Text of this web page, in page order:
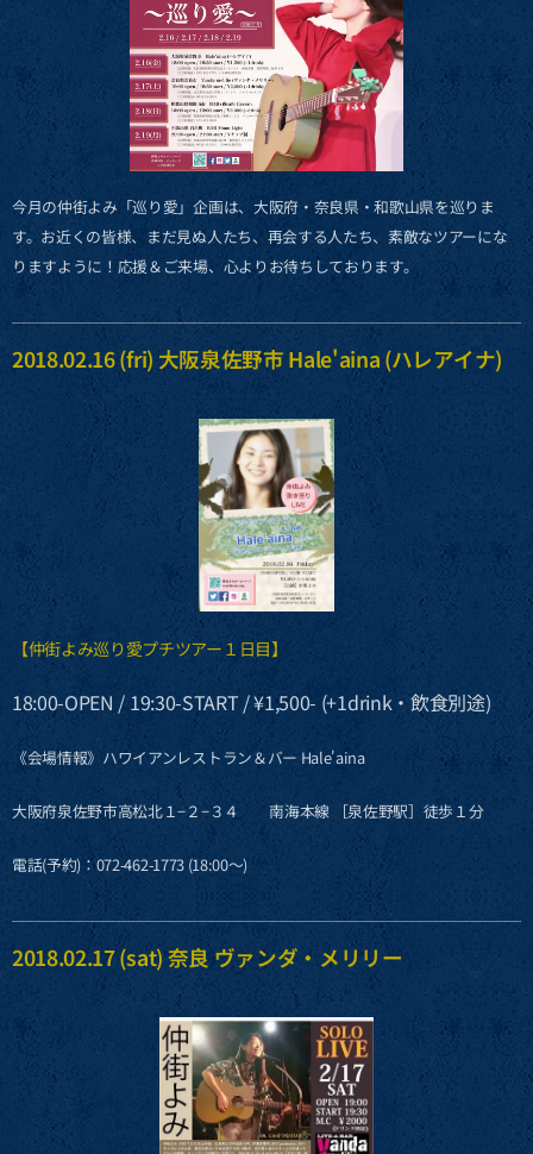
今月の仲街よみ「巡り愛」企画は、大阪府・奈良県・和歌山県を巡りま
す。お近くの皆様、まだ見ぬ人たち、再会する人たち、素敵なツアーにな
りますように！応援＆ご来場、心よりお待ちしております。
2018.02.16 (fri) 大阪泉佐野市 Hale'aina (ハレアイナ)
【仲街よみ巡り愛プチツアー１日目】
18:00-OPEN / 19:30-START / ¥1,500- (+1drink・飲食別途)
《会場情報》ハワイアンレストラン＆バー Hale'aina
大阪府泉佐野市高松北１−２−３４ 南海本線 ［泉佐野駅］徒歩１分
電話(予約)：072-462-1773 (18:00〜)
2018.02.17 (sat) 奈良 ヴァンダ・メリリー